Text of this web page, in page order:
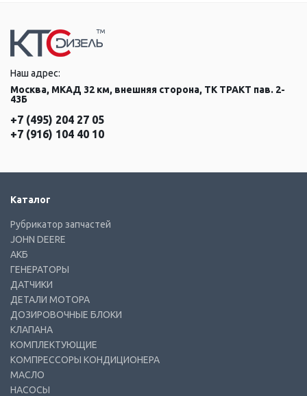
Наш адрес:
Москва, МКАД 32 км, внешняя сторона, ТК ТРАКТ пав. 2-
43Б
+7 (495) 204 27 05
+7 (916) 104 40 10
Каталог
Рубрикатор запчастей
JOHN DEERE
АКБ
ГЕНЕРАТОРЫ
ДАТЧИКИ
ДЕТАЛИ МОТОРА
ДОЗИРОВОЧНЫЕ БЛОКИ
КЛАПАНА
КОМПЛЕКТУЮЩИЕ
КОМПРЕССОРЫ КОНДИЦИОНЕРА
МАСЛО
НАСОСЫ